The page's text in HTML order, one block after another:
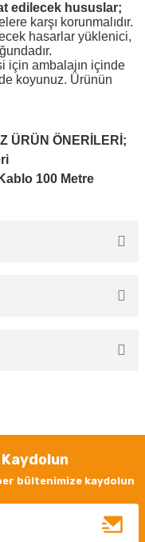
edilecek hususlar;
karşı korunmalıdır.
hasarlar yüklenici,
için ambalajın içinde
koyunuz. Ürünün
ÜRÜN ÖNERİLERİ;
100 Metre
yapın!
bültenimize kaydolun